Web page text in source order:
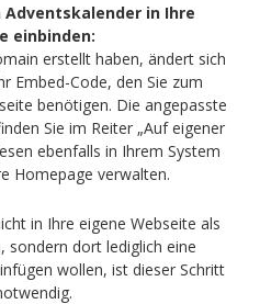
Adventskalender in Ihre
einbinden:
erstellt haben, ändert sich
Embed-Code, den Sie zum
benötigen. Die angepasste
Sie im Reiter „Auf eigener
ebenfalls in Ihrem System
Homepage verwalten.
in Ihre eigene Webseite als
sondern dort lediglich eine
wollen, ist dieser Schritt